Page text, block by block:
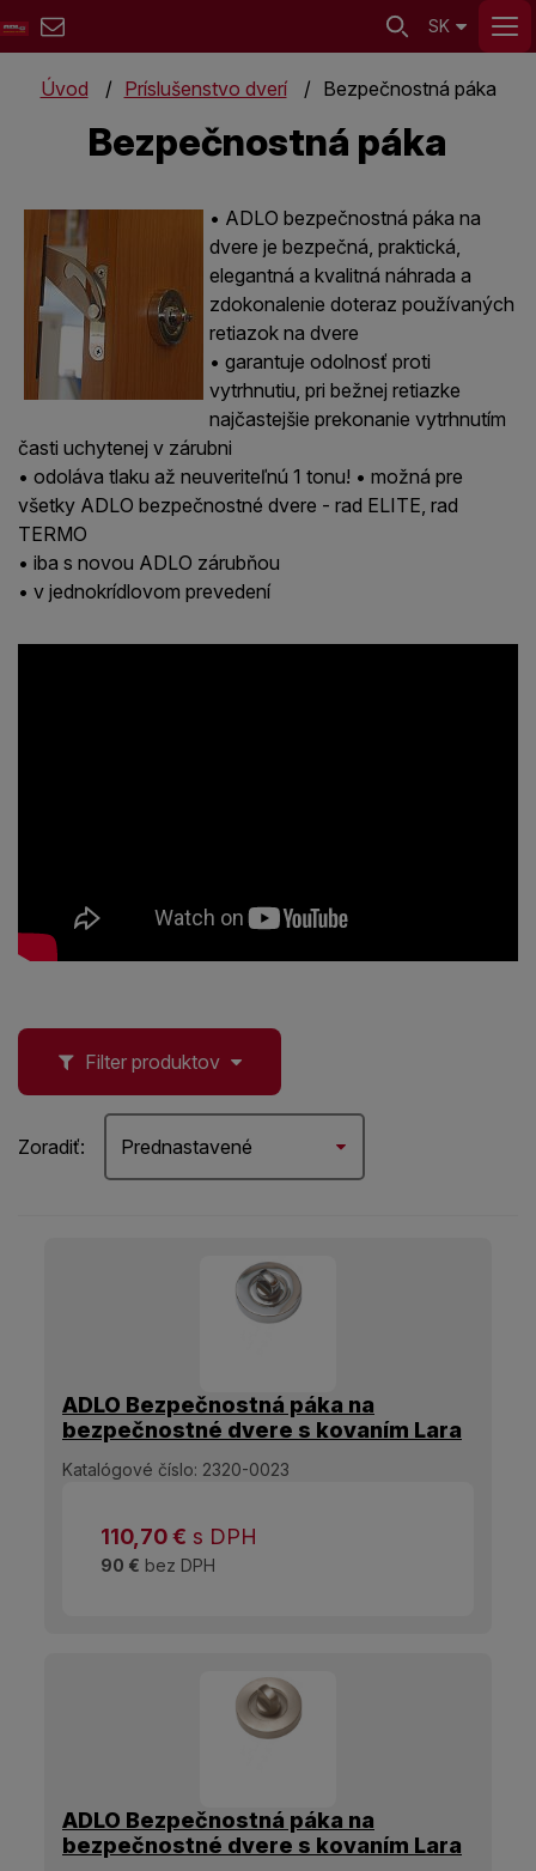
SK
Úvod Príslušenstvo dverí Bezpečnostná páka
Bezpečnostná páka
• ADLO bezpečnostná páka na
dvere je bezpečná, praktická,
elegantná a kvalitná náhrada a
zdokonalenie doteraz používaných
retiazok na dvere
• garantuje odolnosť proti
vytrhnutiu, pri bežnej retiazke
najčastejšie prekonanie vytrhnutím
časti uchytenej v zárubni
• odoláva tlaku až neuveriteľnú 1 tonu! • možná pre
všetky ADLO bezpečnostné dvere - rad ELITE, rad
TERMO
• iba s novou ADLO zárubňou
• v jednokrídlovom prevedení
Filter produktov
Zoradiť: Prednastavené
ADLO Bezpečnostná páka na
bezpečnostné dvere s kovaním Lara
Katalógové číslo: 2320-0023
110,70€ s DPH
90 € bez DPH
ADLO Bezpečnostná páka na
bezpečnostné dvere s kovaním Lara